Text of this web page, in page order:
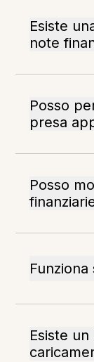
Esiste
note
Posso
presa
Posso
Esiste